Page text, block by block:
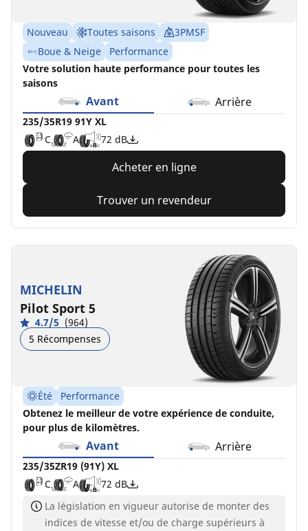
Nouveau Toutes saisons
3PMSF
Boue & Neige
Performance
Votre solution haute performance pour toutes les
saisons
Avant Arrière
235/35R19 91Y XL
C
A 72 dB
Acheter en ligne
Trouver un revendeur
MICHELIN
Pilot Sport 5
4.7/5 (964)
5 Récompenses
Été
Performance
Obtenez le meilleur de votre expérience de conduite,
pour plus de kilomètres.
Avant Arrière
235/35ZR19 (91Y) XL
C
A 72 dB
La législation en vigueur autorise de monter des
indices de vitesse et/ou de charge supérieurs à